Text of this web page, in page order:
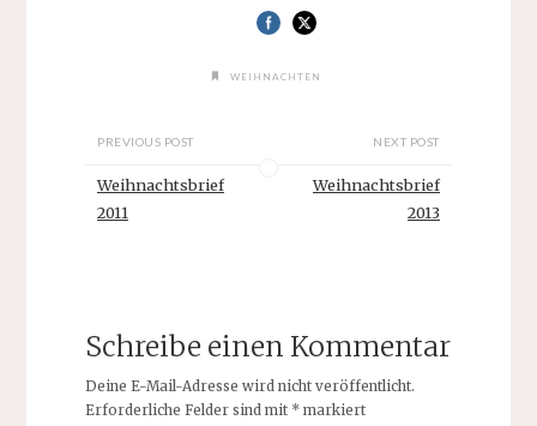
WEIHNACHTEN
PREVIOUS POST
Weihnachtsbrief
2011
NEXT POST
Weihnachtsbrief
2013
Schreibe einen Kommentar
Deine E-Mail-Adresse wird nicht veröffentlicht.
Erforderliche Felder sind mit *markiert